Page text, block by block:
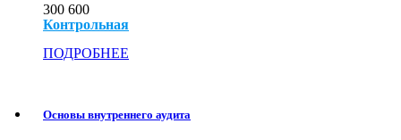
300 600
Контрольная
ПОДРОБНЕЕ
Основы внутреннего аудита